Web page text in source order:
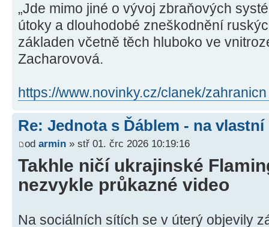
„Jde mimo jiné o vývoj zbraňových
útoky a dlouhodobé zneškodnění
základen včetně těch hluboko ve
Zacharovová.
https://www.novinky.cz/clanek/
Re: Jednota s Ďáblem - na
od armin » stř 01. črc 2026 10:19:16
Takhle ničí ukrajinské
nezvykle průkazné video
Na sociálních sítích se v úterý objevily